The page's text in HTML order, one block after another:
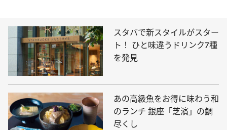
スタバで新スタイルがスター
ト！ ひと味違うドリンク7種
を発見
あの高級魚をお得に味わう和
のランチ 銀座「芝濱」の鯛
尽くし